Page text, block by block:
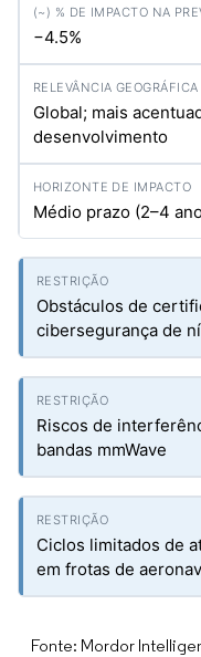
−4.5%
Global; mais
desenvolvimento
Médio prazo (2–4
Obstáculos de
cibersegurança de
Riscos de
bandas mmWave
Ciclos limitados de
em frotas de
Fonte: Mordor